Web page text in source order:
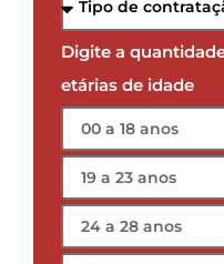
Digite a
etárias de idade